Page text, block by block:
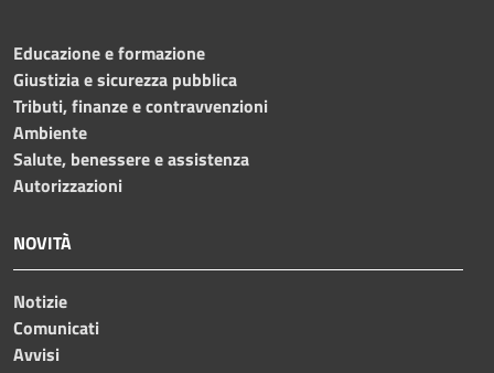
Educazione e formazione
Giustizia e sicurezza pubblica
Tributi, finanze e contravvenzioni
Ambiente
Salute, benessere e assistenza
Autorizzazioni
NOVITÀ
Notizie
Comunicati
Avvisi